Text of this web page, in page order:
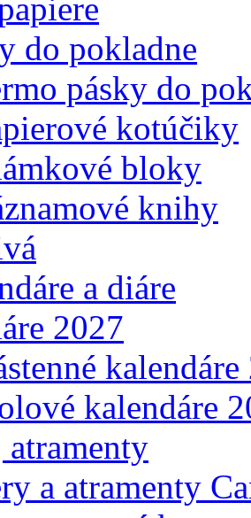
do pokladne
pásky do
kotúčiky
bloky
knihy
a diáre
2027
kalendáre
atramenty
a atramenty